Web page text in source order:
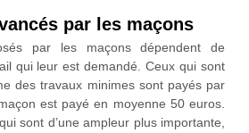
par les maçons
par les maçons dépendent de
qui leur est demandé. Ceux qui sont
des travaux minimes sont payés par
est payé en moyenne 50 euros.
sont d’une ampleur plus importante,